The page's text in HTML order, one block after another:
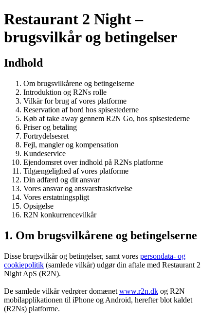
Restaurant 2 Night –
brugsvilkår og betingelser
Indhold
Om brugsvilkårene og betingelserne
Introduktion og R2Ns rolle
Vilkår for brug af vores platforme
Reservation af bord hos spisestederne
Køb af take away gennem R2N Go, hos spisestederne
Priser og betaling
Fortrydelsesret
Fejl, mangler og kompensation
Kundeservice
Ejendomsret over indhold på R2Ns platforme
Tilgængelighed af vores platforme
Din adfærd og dit ansvar
Vores ansvar og ansvarsfraskrivelse
Vores erstatningspligt
Opsigelse
R2N konkurrencevilkår
1. Om brugsvilkårene og betingelserne
Disse brugsvilkår og betingelser, samt vores persondata- og
cookiepolitik (samlede vilkår) udgør din aftale med Restaurant 2
Night ApS (R2N).
De samlede vilkår vedrører domænet www.r2n.dk og R2N
mobilapplikationen til iPhone og Android, herefter blot kaldet
(R2Ns) platforme.